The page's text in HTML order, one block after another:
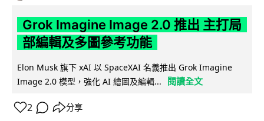
Grok Imagine Image 2.0 推出 主打局
部編輯及多圖參考功能
Elon Musk 旗下 xAI 以 SpaceXAI 名義推出 Grok Imagine
Image 2.0 模型，強化 AI 繪圖及編輯...
閱讀全文
2 分享